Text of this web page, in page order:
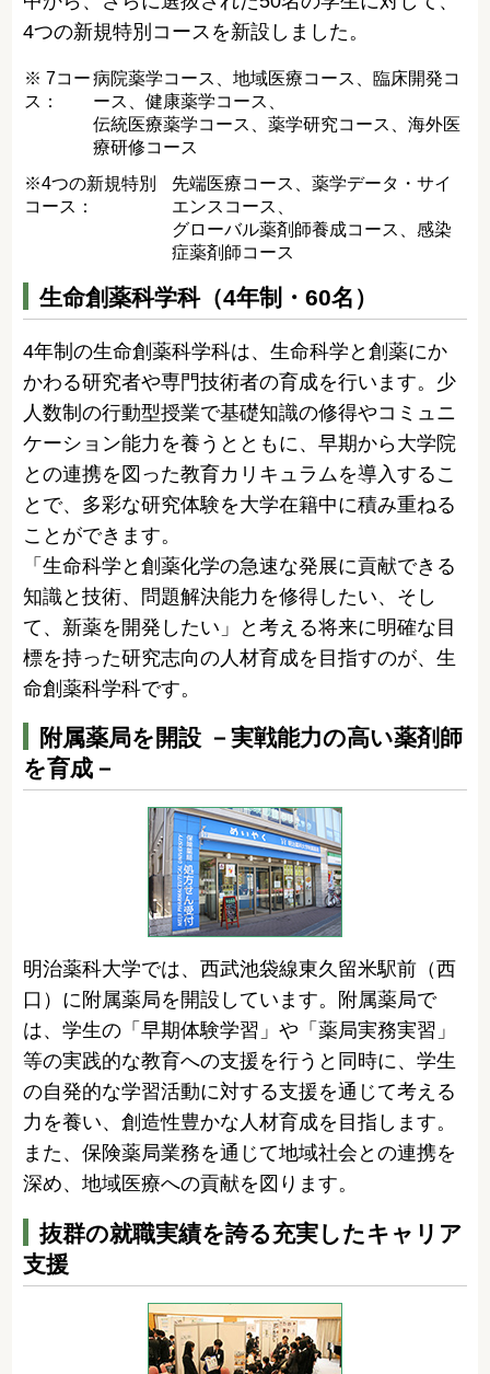
4つの新規特別コースを新設しました。
※ 7コー
ス：
病院薬学コース、地域医療コース、臨床開発コ
ース、健康薬学コース、
伝統医療薬学コース、薬学研究コース、海外医
療研修コース
※4つの新規特別
コース：
先端医療コース、薬学データ・サイ
エンスコース、
グローバル薬剤師養成コース、感染
症薬剤師コース
生命創薬科学科（4年制・60名）
4年制の生命創薬科学科は、生命科学と創薬にか
かわる研究者や専門技術者の育成を行います。少
人数制の行動型授業で基礎知識の修得やコミュニ
ケーション能力を養うとともに、早期から大学院
との連携を図った教育カリキュラムを導入するこ
とで、多彩な研究体験を大学在籍中に積み重ねる
ことができます。
「生命科学と創薬化学の急速な発展に貢献できる
知識と技術、問題解決能力を修得したい、そし
て、新薬を開発したい」と考える将来に明確な目
標を持った研究志向の人材育成を目指すのが、生
命創薬科学科です。
附属薬局を開設 －実戦能力の高い薬剤師
を育成－
明治薬科大学では、西武池袋線東久留米駅前（西
口）に附属薬局を開設しています。附属薬局で
は、学生の「早期体験学習」や「薬局実務実習」
等の実践的な教育への支援を行うと同時に、学生
の自発的な学習活動に対する支援を通じて考える
力を養い、創造性豊かな人材育成を目指します。
また、保険薬局業務を通じて地域社会との連携を
深め、地域医療への貢献を図ります。
抜群の就職実績を誇る充実したキャリア
支援